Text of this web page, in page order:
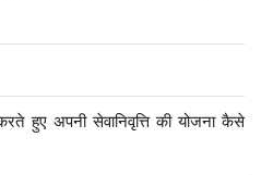
करते हुए अपनी सेवानिवृत्ति की योजना कैसे